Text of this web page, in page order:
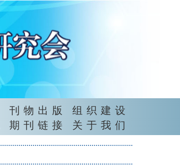
刊物出版
组织建设
期刊链接 关于我们